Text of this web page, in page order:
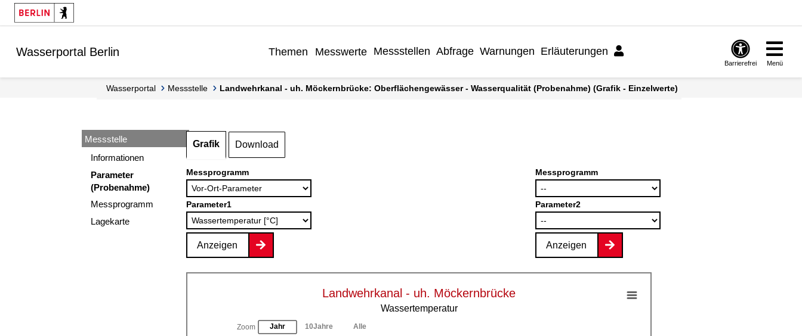
Springe zur Navigation
Springe zum Inhalt
Wasserportal Berlin Themen Messwerte Messstellen Abfrage Warnungen Erläuterungen
Barrierefrei Menü
Wasserportal Messstelle Landwehrkanal - uh. Möckernbrücke: Oberflächengewässer - Wasserqualität (Probenahme) (Grafik - Einzelwerte)
Messstelle
Informationen
Parameter
(Probenahme)
Messprogramm
Lagekarte
Grafik Download
Messprogramm
Parameter1
Anzeigen
Messprogramm
Parameter2
Anzeigen
Landwehrkanal - uh. Möckernbrücke
Wassertemperatur
Zoom Jahr 10Jahre Alle